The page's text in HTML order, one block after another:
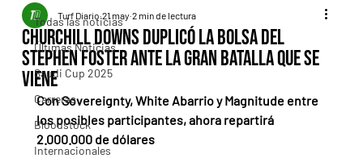
Todas las noticias
Últimas Noticias
Saudi Cup 2025
Carreras
Bloodstock
Internacionales
Churchill Downs duplicó la bolsa del
Stephen Foster ante la gran batalla que se
viene
Turf Diario 21 may 2 min de lectura
Con Sovereignty, White Abarrio y Magnitude entre
los posibles participantes, ahora repartirá
2.000.000 de dólares